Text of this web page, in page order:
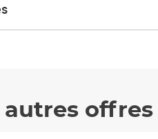
autres offres